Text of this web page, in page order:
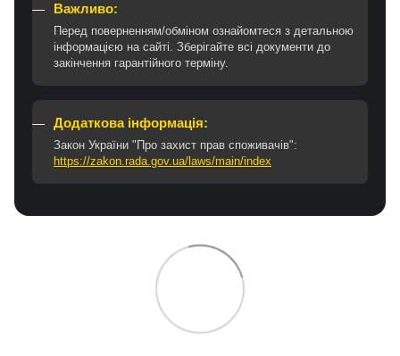
Важливо:
Перед поверненням/обміном ознайомтеся з детальною
інформацією на сайті. Зберігайте всі документи до
закінчення гарантійного терміну.
Додаткова інформація:
Закон України "Про захист прав споживачів":
https://zakon.rada.gov.ua/laws/main/index